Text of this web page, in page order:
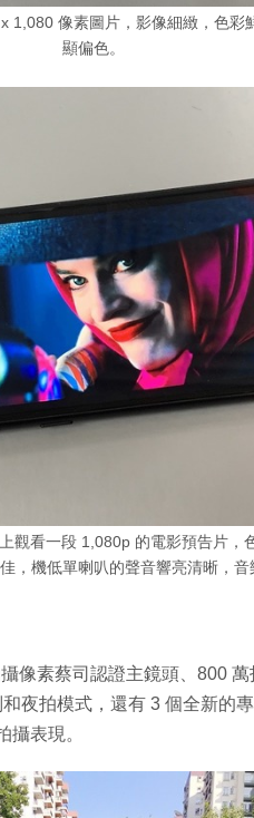
1,080 像素圖片，影像細緻，色彩
顯偏色。
觀看一段 1,080p 的電影預告片，
，機低單喇叭的聲音響亮清晰，音
像素蔡司認證主鏡頭、800
夜拍模式，還有 3 個全新的
攝表現。